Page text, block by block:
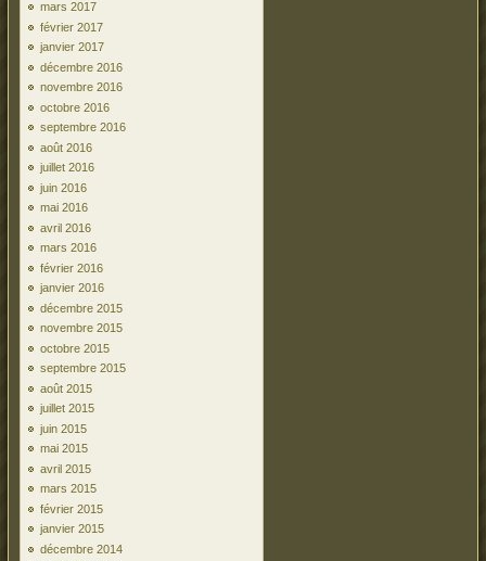
mars 2017
février 2017
janvier 2017
décembre 2016
novembre 2016
octobre 2016
septembre 2016
août 2016
juillet 2016
juin 2016
mai 2016
avril 2016
mars 2016
février 2016
janvier 2016
décembre 2015
novembre 2015
octobre 2015
septembre 2015
août 2015
juillet 2015
juin 2015
mai 2015
avril 2015
mars 2015
février 2015
janvier 2015
décembre 2014